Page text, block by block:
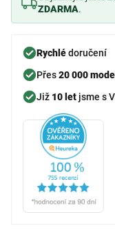
ZDARMA.
Rychlédoručení
Přes20 000
Již 10 let jsme s